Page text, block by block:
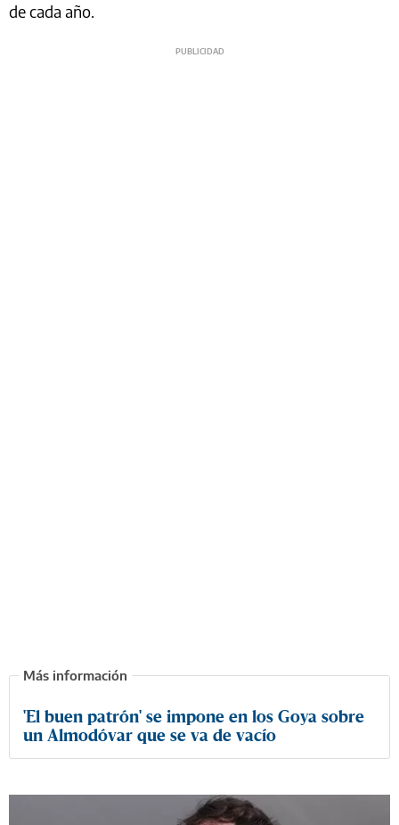
de cada año.
'El buen patrón' se impone en los Goya sobre
un Almodóvar que se va de vacío